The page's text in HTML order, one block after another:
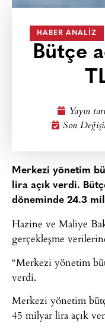
HABER ANALIZ
Bütçe
Yayın
Son
Merkezi yönetim
lira açık verdi.
döneminde 24.3
Hazine ve Maliye
gerçekleşme
“Merkezi yönetim
verdi.
Merkezi yönetim
45 milyar lira açık